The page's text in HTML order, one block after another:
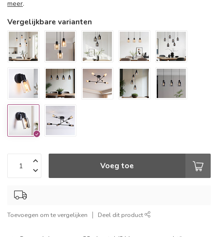
meer.
Vergelijkbare varianten
Voeg toe
Toevoegen om te vergelijken Deel dit product